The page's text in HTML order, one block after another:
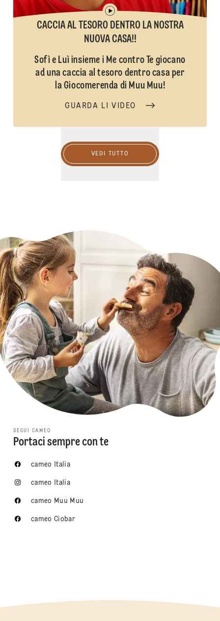
CACCIA AL TESORO DENTRO LA NOSTRA
NUOVA CASA!!
Sofì e Luì insieme i Me contro Te giocano
ad una caccia al tesoro dentro casa per
la Giocomerenda di Muu Muu!
GUARDA LI VIDEO
VEDI TUTTO
SEGUI CAMEO
Portaci sempre con te
cameo Italia
cameo Italia
cameo Muu Muu
cameo Ciobar